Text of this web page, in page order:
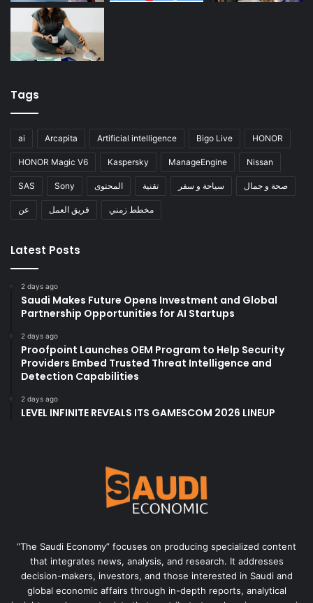
Tags
ai Arcapita Artificial intelligence Bigo Live HONOR
HONOR Magic V6 Kaspersky ManageEngine Nissan
SAS Sony المحتوى تقنية سياحة و سفر صحة و جمال
عن فريق العمل مخطط زمني
Latest Posts
2 days ago
Saudi Makes Future Opens Investment and Global
Partnership Opportunities for AI Startups
2 days ago
Proofpoint Launches OEM Program to Help Security
Providers Embed Trusted Threat Intelligence and
Detection Capabilities
2 days ago
LEVEL INFINITE REVEALS ITS GAMESCOM 2026 LINEUP
“The Saudi Economy” focuses on producing specialized content
that integrates news, analysis, and research. It addresses
decision-makers, investors, and those interested in Saudi and
global economic affairs through in-depth reports, analytical